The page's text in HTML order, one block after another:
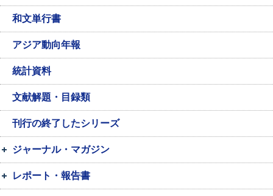
和文単行書
アジア動向年報
統計資料
文献解題・目録類
刊行の終了したシリーズ
ジャーナル・マガジン
レポート・報告書